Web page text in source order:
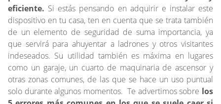
eficiente. Si estás pensando en adquirir e instalar este
dispositivo en tu casa, ten en cuenta que se trata también
de un elemento de seguridad de suma importancia, ya
que servirá para ahuyentar a ladrones y otros visitantes
indeseados. Su utilidad también es máxima en lugares
como un garaje, un cuarto de maquinaria de ascensor y
otras zonas comunes, de las que se hace un uso puntual
solo durante algunos momentos. Te advertimos sobre los